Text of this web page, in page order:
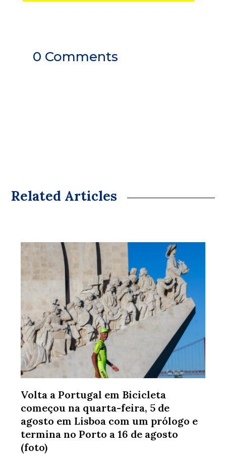
0 Comments
Related Articles
Volta a Portugal em Bicicleta
começou na quarta-feira, 5 de
agosto em Lisboa com um prólogo e
termina no Porto a 16 de agosto
(foto)